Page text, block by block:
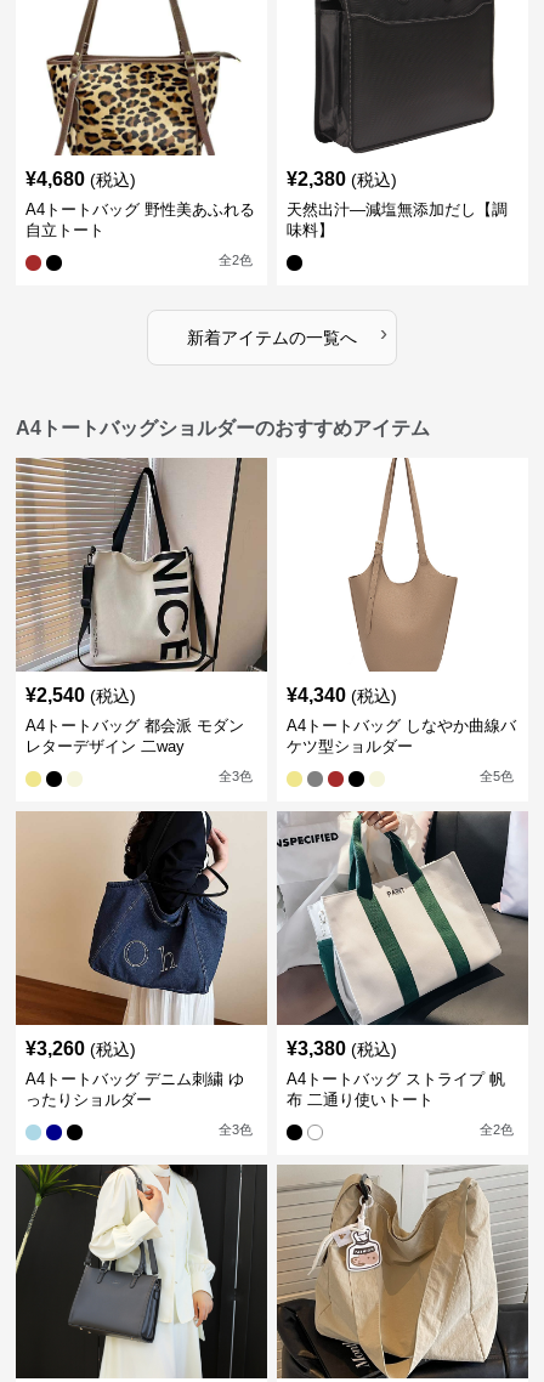
¥4,680 (税込)
A4トートバッグ 野性美あふれる
自立トート
全2色
¥2,380 (税込)
天然出汁―減塩無添加だし【調
味料】
新着アイテムの一覧へ ›
A4トートバッグショルダーのおすすめアイテム
¥2,540 (税込)
A4トートバッグ 都会派 モダン
レターデザイン 二way
全3色
¥4,340 (税込)
A4トートバッグ しなやか曲線バ
ケツ型ショルダー
全5色
¥3,260 (税込)
A4トートバッグ デニム刺繍 ゆ
ったりショルダー
全3色
¥3,380 (税込)
A4トートバッグ ストライプ 帆
布 二通り使いトート
全2色